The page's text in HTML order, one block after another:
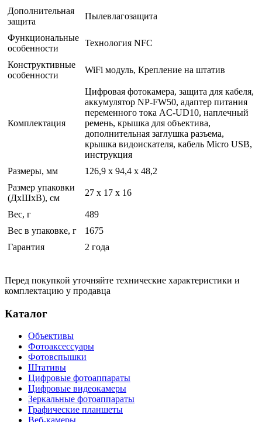
Дополнительная
защита
Пылевлагозащита
Функциональные
особенности
Технология NFC
Конструктивные
особенности
WiFi модуль, Крепление на штатив
Комплектация
Цифровая фотокамера, защита для кабеля,
аккумулятор NP-FW50, адаптер питания
переменного тока AC-UD10, наплечный
ремень, крышка для объектива,
дополнительная заглушка разъема,
крышка видоискателя, кабель Micro USB,
инструкция
Размеры, мм
126,9 x 94,4 х 48,2
Размер упаковки
(ДхШхВ), см
27 x 17 x 16
Вес, г
489
Вес в упаковке, г
1675
Гарантия
2 года
Перед покупкой уточняйте технические характеристики и
комплектацию у продавца
Каталог
Объективы
Фотоаксессуары
Фотовспышки
Штативы
Цифровые фотоаппараты
Цифровые видеокамеры
Зеркальные фотоаппараты
Графические планшеты